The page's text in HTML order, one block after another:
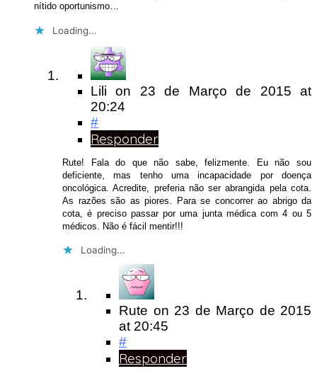
nítido oportunismo…
Loading...
Lili on 23 de Março de 2015at
20:24
#
Responder
Rute! Fala do que não sabe, felizmente. Eu não sou
deficiente, mas tenho uma incapacidade por doença
oncológica. Acredite, preferia não ser abrangida pela cota.
As razões são as piores. Para se concorrer ao abrigo da
cota, é preciso passar por uma junta médica com 4 ou 5
médicos. Não é fácil mentir!!!
Loading...
Rute on 23 de Março de 2015
at 20:45
#
Responder